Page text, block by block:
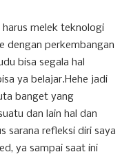
harus melek teknologi
dengan perkembangan
bisa segala hal
ya belajar.Hehe jadi
banget yang
dan lain hal dan
sarana refleksi diri saya
ya sampai saat ini